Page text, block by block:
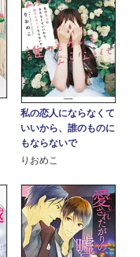
私の恋人にならなくて
いいから、誰のものに
もならないで
りおめこ